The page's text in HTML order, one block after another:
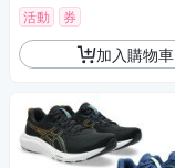
活動 券
加入購物車